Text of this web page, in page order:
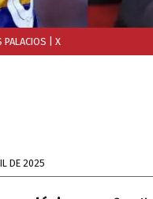
PALACIOS | X
DE 2025